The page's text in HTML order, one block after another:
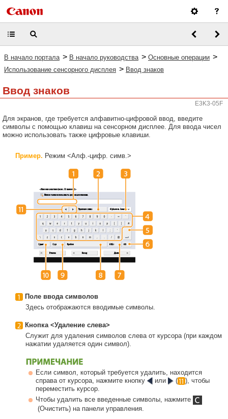
В начало портала > В начало руководства > Основные операции >
Использование сенсорного дисплея > Ввод знаков
Ввод знаков
E3K3-05F
Для экранов, где требуется алфавитно-цифровой ввод, введите
символы с помощью клавиш на сенсорном дисплее. Для ввода чисел
можно использовать также цифровые клавиши.
Пример. Режим <Алф.-цифр. симв.>
Поле ввода символов
Здесь отображаются вводимые символы.
Кнопка <Удаление слева>
Служит для удаления символов слева от курсора (при каждом
нажатии удаляется один символ).
Если символ, который требуется удалить, находится
справа от курсора, нажмите кнопку
или (
), чтобы
переместить курсор.
Чтобы удалить все введенные символы, нажмите
(Очистить) на панели управления.